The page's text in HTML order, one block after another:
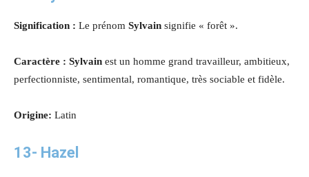
Signification : Le prénom Sylvain signifie « forêt ».
Caractère : Sylvain est un homme grand travailleur, ambitieux,
perfectionniste, sentimental, romantique, très sociable et fidèle.
Origine: Latin
13- Hazel